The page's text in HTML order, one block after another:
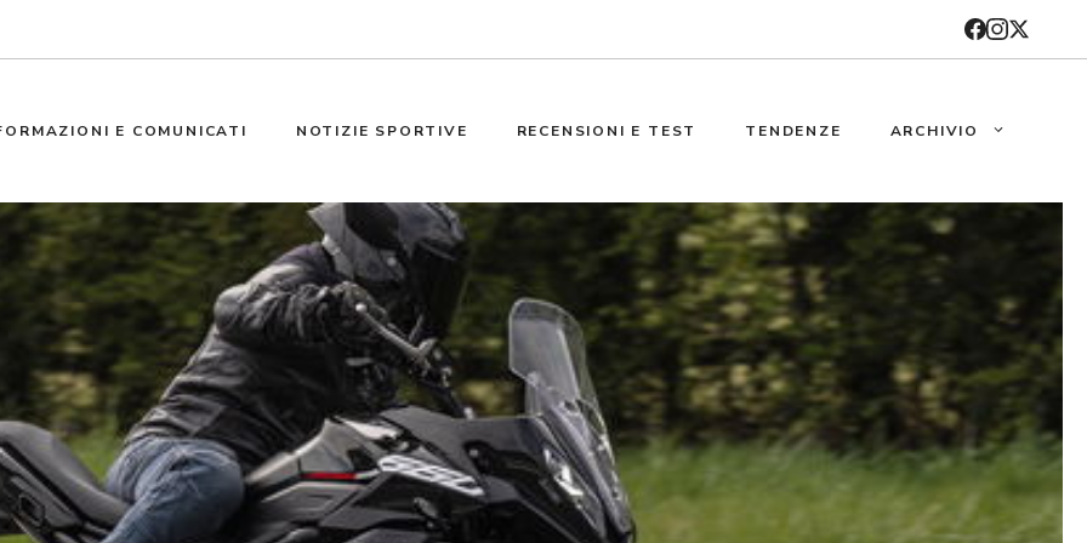
E COMUNICATI NOTIZIE SPORTIVE RECENSIONI E TEST TENDENZE ARCHIVIO